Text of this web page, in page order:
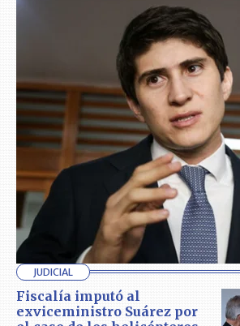
JUDICIAL
Fiscalía imputó al
exviceministro Suárez por